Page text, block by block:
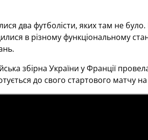
два футболісти, яких там не
в різному функціональному
збірна України у Франції
до свого стартового матчу